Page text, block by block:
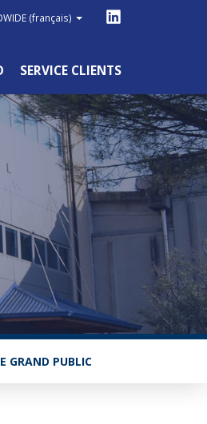
(français)
SERVICE CLIENTS
GRAND PUBLIC